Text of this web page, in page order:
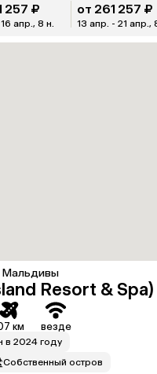
257 ₽
апр., 8 н.
от 261 257 ₽
13 апр. - 21 апр.,
Resort & Spa)
км везде
в 2024 году
Собственный остров